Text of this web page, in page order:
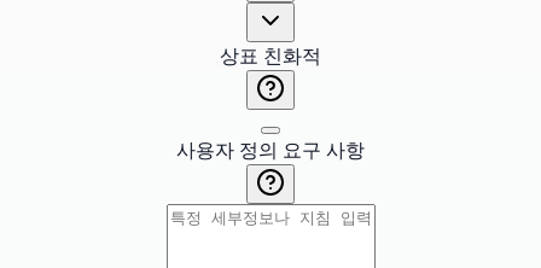
상표 친화적
사용자 정의 요구 사항